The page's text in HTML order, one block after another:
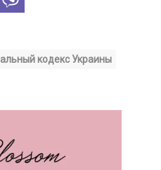
кодекс Украины